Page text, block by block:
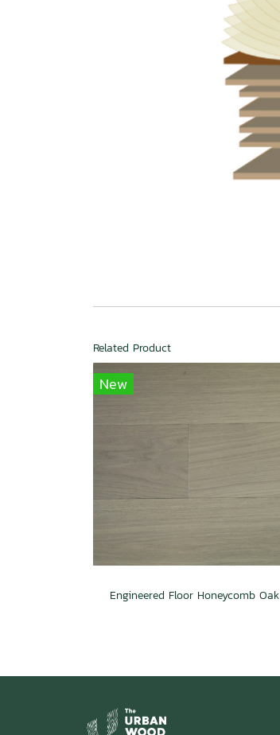
Related Product
New
Engineered Floor Honeycomb Oak